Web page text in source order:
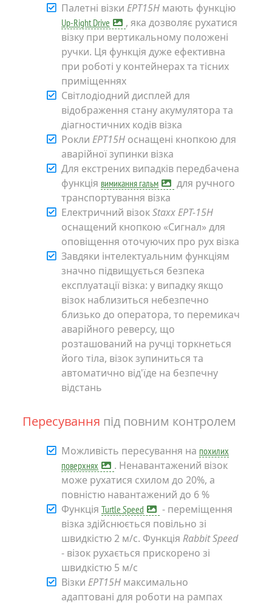
Палетні візки EPT15H мають функцію
Up-Right Drive
, яка дозволяє рухатися
візку при вертикальному положені
ручки. Ця функція дуже ефективна
при роботі у контейнерах та тісних
приміщеннях
Світлодіодний дисплей для
відображення стану акумулятора та
діагностичних кодів візка
Рокли ЕРТ15Н оснащені кнопкою для
аварійної зупинки візка
Для екстрених випадків передбачена
функція вимикання гальм
для ручного
транспортування візка
Електричний візокStaxx ЕРТ-15Н
оснащений кнопкою «Сигнал» для
оповіщення оточуючих про рух візка
Завдяки інтелектуальним функціям
значно підвищується безпека
експлуатації візка: у випадку якщо
візок наблизиться небезпечно
близько до оператора, то перемикач
аварійного реверсу, що
розташований на ручці торкнеться
його тіла, візок зупиниться та
автоматично від'їде на безпечну
відстань
Пересування під повним контролем
Можливість пересування на похилих
поверхнях
. Ненавантажений візок
може рухатися схилом до 20%, а
повністю навантажений до 6 %
Функція Turtle Speed
- переміщення
візка здійснюється повільно зі
швидкістю 2 м/с. Функція Rabbit Speed
- візок рухається прискорено зі
швидкістю 5 м/с
Візки EPT15H максимально
адаптовані для роботи на рампах